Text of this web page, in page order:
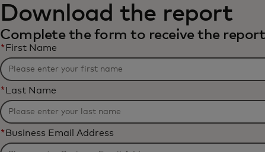
Download the report
Complete the form to receive the
* First Name
* Last Name
* Business Email Address